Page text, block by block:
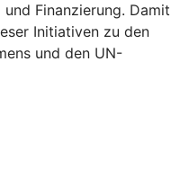
Finanzierung. Damit
Initiativen zu den
und den UN-